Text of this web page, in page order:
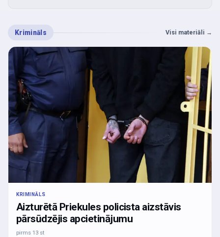
Krimināls Visi materiāli →
KRIMINĀLS
Aizturētā Priekules policista aizstāvis
pārsūdzējis apcietinājumu
pirms 13 st